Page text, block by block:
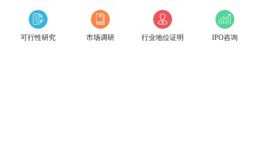
可行性研究 市场调研 行业地位证明 IPO咨询